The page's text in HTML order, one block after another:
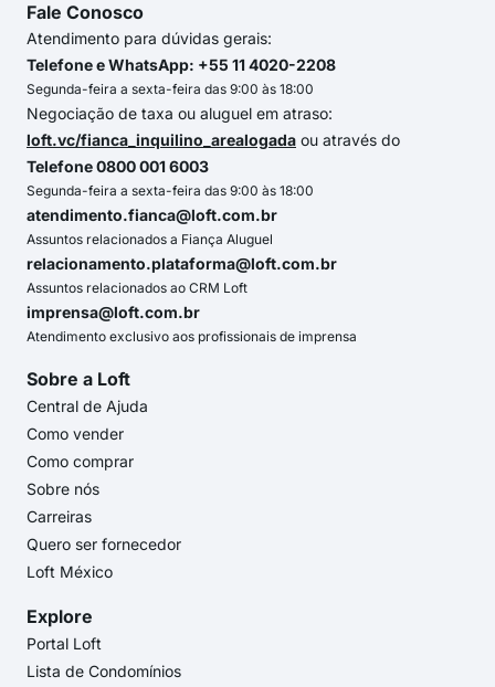
Fale Conosco
Atendimento para dúvidas gerais:
Telefone e WhatsApp: +55 11 4020-2208
Segunda-feira a sexta-feira das 9:00 às 18:00
Negociação de taxa ou aluguel em atraso:
loft.vc/fianca_inquilino_arealogada ou através do
Telefone 0800 001 6003
Segunda-feira a sexta-feira das 9:00 às 18:00
atendimento.fianca@loft.com.br
Assuntos relacionados a Fiança Aluguel
relacionamento.plataforma@loft.com.br
Assuntos relacionados ao CRM Loft
imprensa@loft.com.br
Atendimento exclusivo aos profissionais de imprensa
Sobre a Loft
Central de Ajuda
Como vender
Como comprar
Sobre nós
Carreiras
Quero ser fornecedor
Loft México
Explore
Portal Loft
Lista de Condomínios